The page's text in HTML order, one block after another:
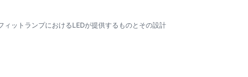
ィットランプにおけるLEDが提供するものとその設計